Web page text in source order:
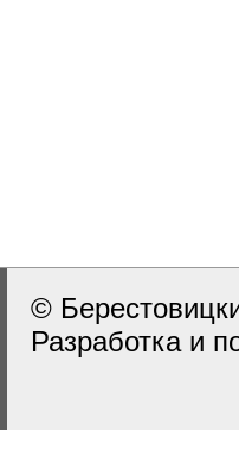
©
Разработка и